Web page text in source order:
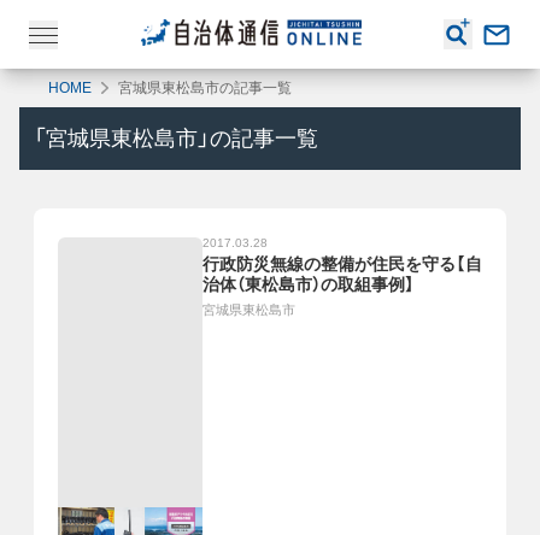
HOME 宮城県東松島市の記事一覧
「 宮城県東松島市 」の記事一覧
2017.03.28
行政防災無線の整備が住民を守る【自
治体（東松島市）の取組事例】
宮城県東松島市